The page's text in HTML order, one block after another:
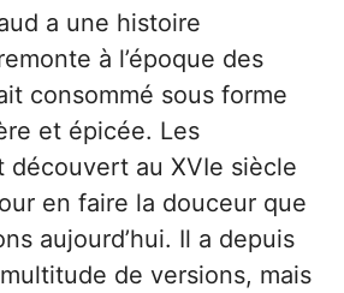
a une histoire
à l’époque des
consommé sous forme
et épicée. Les
découvert au XVIe siècle
en faire la douceur que
aujourd’hui. Il a depuis
de versions, mais